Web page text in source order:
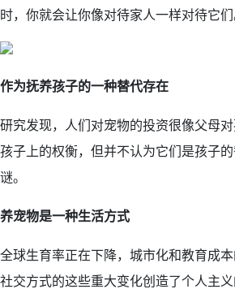
时，你就会让你像对待家人一样对待它们
作为抚养孩子的一种替代存在
研究发现，人们对宠物的投资很像父母
孩子上的权衡，但并不认为它们是孩子
谜。
养宠物是一种生活方式
全球生育率正在下降，城市化和教育成
社交方式的这些重大变化创造了个人主